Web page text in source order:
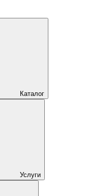
Каталог
Услуги